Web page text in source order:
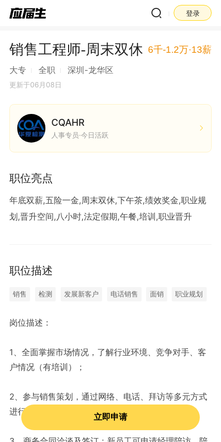
登录
销售工程师-周末双休 6千-1.2万·13薪
大专 全职 深圳-龙华区
更新于06月08日
CQAHR
人事专员·今日活跃
职位亮点
年底双薪,五险一金,周末双休,下午茶,绩效奖金,职业规
划,晋升空间,八小时,法定假期,午餐,培训,职业晋升
职位描述
销售 检测 发展新客户 电话销售 面销 职业规划
岗位描述：
1、全面掌握市场情况，了解行业环境、竞争对手、客
户情况（有培训）；
2、参与销售策划，通过网络、电话、拜访等多元方式
进行销售工作；
立即申请